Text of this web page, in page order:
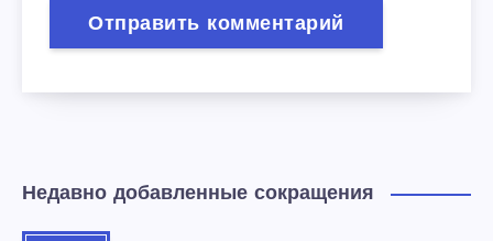
Недавно добавленные сокращения